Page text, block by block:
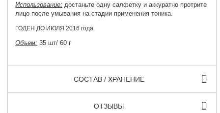
Использование: достаньте одну салфетку и аккуратно протрите
лицо после умывания на стадии применения тоника.
ГОДЕН ДО ИЮЛЯ 2016 года.
Объем: 35 шт/ 60 г
СОСТАВ / ХРАНЕНИЕ
ОТЗЫВЫ